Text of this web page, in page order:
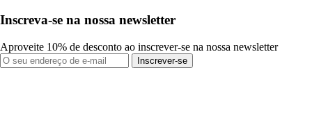
Inscreva-se na nossa newsletter
Aproveite 10% de desconto ao inscrever-se na nossa newsletter
Inscrever-se